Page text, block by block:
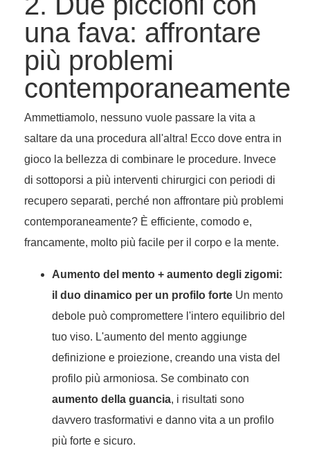
una fava: affrontare
più problemi
contemporaneamente
Ammettiamolo, nessuno vuole passare la vita a
saltare da una procedura all'altra! Ecco dove entra in
gioco la bellezza di combinare le procedure. Invece
di sottoporsi a più interventi chirurgici con periodi di
recupero separati, perché non affrontare più problemi
contemporaneamente? È efficiente, comodo e,
francamente, molto più facile per il corpo e la mente.
Aumento del mento + aumento degli zigomi:
il duo dinamico per un profilo forte Un mento
debole può compromettere l'intero equilibrio del
tuo viso. L'aumento del mento aggiunge
definizione e proiezione, creando una vista del
profilo più armoniosa. Se combinato con
aumento della guancia, i risultati sono
davvero trasformativi e danno vita a un profilo
più forte e sicuro.